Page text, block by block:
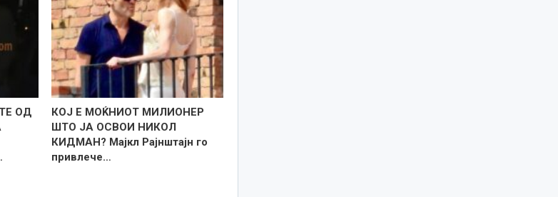
ОД
КОЈ Е МОЌНИОТ МИЛИОНЕР
ШТО ЈА ОСВОИ НИКОЛ
КИДМАН? Мајкл Рајнштајн го
привлече…